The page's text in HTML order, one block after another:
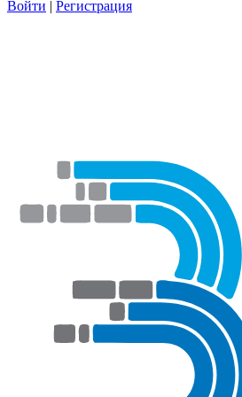
Войти | Регистрация